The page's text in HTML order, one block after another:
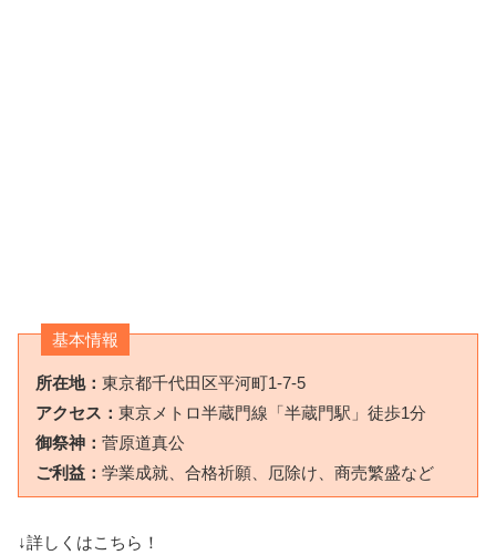
基本情報
所在地： 東京都千代田区平河町1-7-5
アクセス： 東京メトロ半蔵門線「半蔵門駅」徒歩1分
御祭神： 菅原道真公
ご利益： 学業成就、合格祈願、厄除け、商売繁盛など
↓詳しくはこちら！